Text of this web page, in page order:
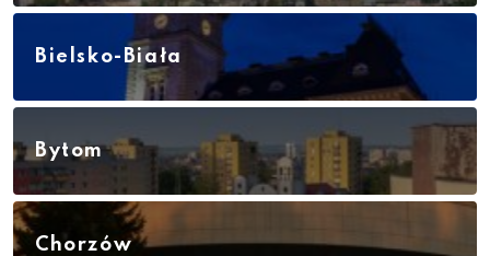
Bielsko-Biała
Bytom
Chorzów